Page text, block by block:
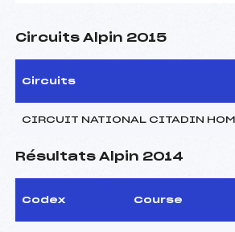
Circuits Alpin 2015
Circuits
CIRCUIT NATIONAL CITADIN
Résultats Alpin 2014
Codex Course